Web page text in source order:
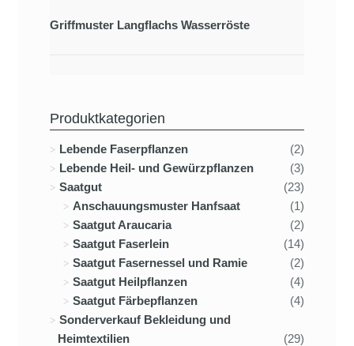
Griffmuster Langflachs Wasserröste
Produktkategorien
Lebende Faserpflanzen
(2)
Lebende Heil- und Gewürzpflanzen
(3)
Saatgut
(23)
Anschauungsmuster Hanfsaat
(1)
Saatgut Araucaria
(2)
Saatgut Faserlein
(14)
Saatgut Fasernessel und Ramie
(2)
Saatgut Heilpflanzen
(4)
Saatgut Färbepflanzen
(4)
Sonderverkauf Bekleidung und
Heimtextilien
(29)